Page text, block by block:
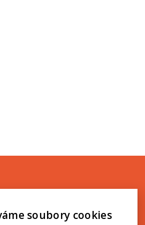
soubory cookies